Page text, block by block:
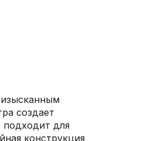
создает
подходит для
конструкция